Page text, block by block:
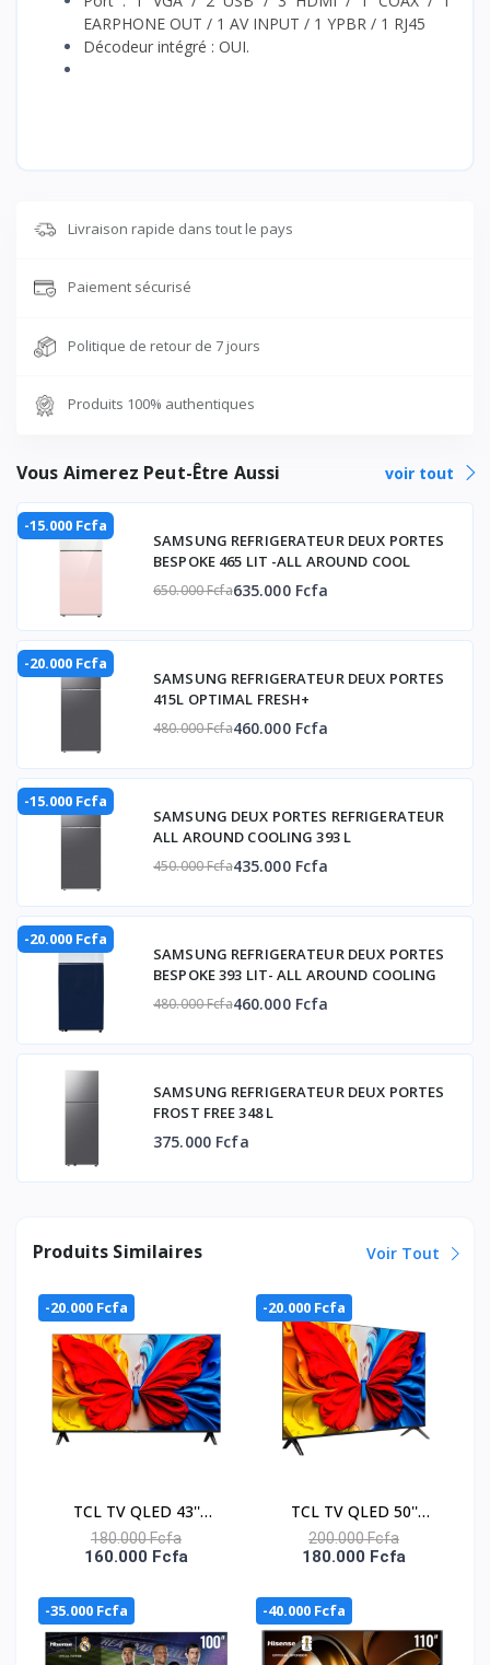
EARPHONE OUT / 1 AV INPUT / 1 YPBR / 1 RJ45
Décodeur intégré : OUI.
Livraison rapide dans tout le pays
Paiement sécurisé
Politique de retour de 7 jours
Produits 100% authentiques
Vous Aimerez Peut-Être Aussi voir tout
-15.000 Fcfa
SAMSUNG REFRIGERATEUR DEUX PORTES
BESPOKE 465 LIT -ALL AROUND COOL
650.000 Fcfa635.000 Fcfa
-20.000 Fcfa
SAMSUNG REFRIGERATEUR DEUX PORTES
415L OPTIMAL FRESH+
480.000 Fcfa460.000 Fcfa
-15.000 Fcfa
SAMSUNG DEUX PORTES REFRIGERATEUR
ALL AROUND COOLING 393 L
450.000 Fcfa435.000 Fcfa
-20.000 Fcfa
SAMSUNG REFRIGERATEUR DEUX PORTES
BESPOKE 393 LIT- ALL AROUND COOLING
480.000 Fcfa460.000 Fcfa
SAMSUNG REFRIGERATEUR DEUX PORTES
FROST FREE 348 L
375.000 Fcfa
Produits Similaires Voir Tout
-20.000 Fcfa
TCL TV QLED 43''
CONNECTEE GOOGLE -
43S5K
180.000 Fcfa
160.000 Fcfa
-20.000 Fcfa
TCL TV QLED 50''
CONNECTEE GOOGLE -
50S5K
200.000 Fcfa
180.000 Fcfa
-35.000 Fcfa -40.000 Fcfa